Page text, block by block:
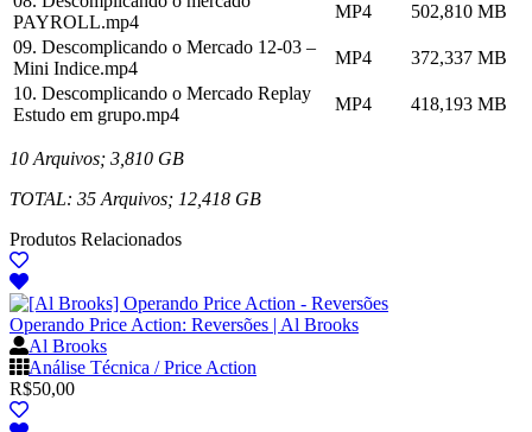
PAYROLL.mp4
MP4
502,810 MB
09. Descomplicando o Mercado 12-03 –
Mini Indice.mp4
MP4
372,337 MB
10. Descomplicando o Mercado Replay
Estudo em grupo.mp4
MP4 418,193 MB
10 Arquivos; 3,810 GB
TOTAL: 35 Arquivos; 12,418 GB
Produtos Relacionados
Operando Price Action: Reversões | Al Brooks
Al Brooks
Análise Técnica / Price Action
R$50,00